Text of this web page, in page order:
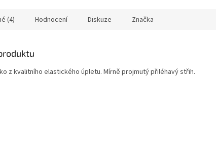
(4) Hodnocení Diskuze Značka
z kvalitního elastického úpletu. Mírně projmutý přiléhavý střih.